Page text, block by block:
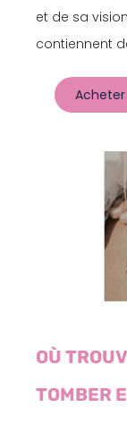
et de sa
contiennent
OÙ
TOMBER